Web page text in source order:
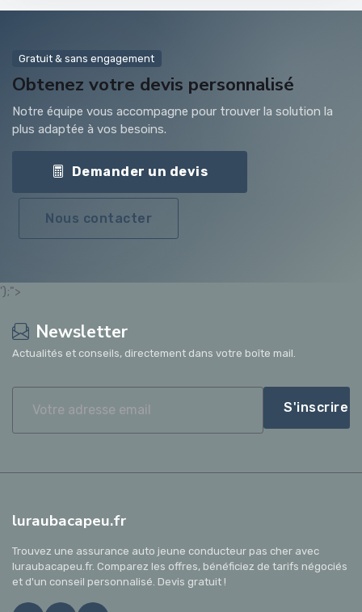
Gratuit & sans engagement
Obtenez votre devis personnalisé
Notre équipe vous accompagne pour trouver la solution la
plus adaptée à vos besoins.
Demander un devis
Nous contacter
');">
Newsletter
Actualités et conseils, directement dans votre boîte mail.
S'inscrire
luraubacapeu.fr
Trouvez une assurance auto jeune conducteur pas cher avec
luraubacapeu.fr. Comparez les offres, bénéficiez de tarifs négociés
et d'un conseil personnalisé. Devis gratuit !